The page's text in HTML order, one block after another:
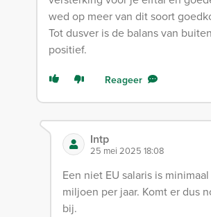
wed op meer van dit soort
Tot dusver is de balans van
positief.
Reageer
Intp
25 mei 2025 18:08
Een niet EU salaris is
miljoen per jaar. Komt er dus
bij.